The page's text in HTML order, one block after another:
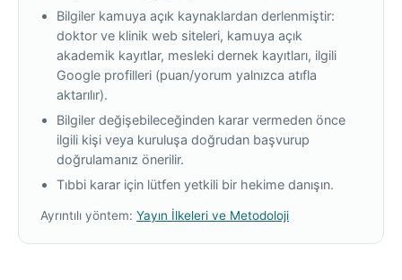
Bilgiler kamuya açık kaynaklardan derlenmiştir:
doktor ve klinik web siteleri, kamuya açık
akademik kayıtlar, mesleki dernek kayıtları, ilgili
Google profilleri (puan/yorum yalnızca atıfla
aktarılır).
Bilgiler değişebileceğinden karar vermeden önce
ilgili kişi veya kuruluşa doğrudan başvurup
doğrulamanız önerilir.
Tıbbi karar için lütfen yetkili bir hekime danışın.
Ayrıntılı yöntem: Yayın İlkeleri ve Metodoloji